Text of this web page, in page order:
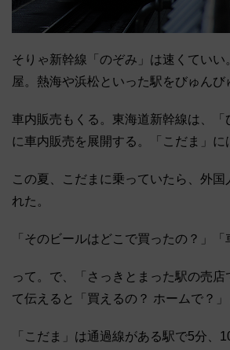
そりゃ新幹線「のぞみ」は速くていい
屋。熱海や浜松といった駅をびゅんび
車内販売もくる。東海道新幹線は、「
に車内販売を展開する。「こだま」に
この夏、こだまに乗っていたら、外
れた。
「そのビールはどこで買ったの？」「
って。で、「さっきとまった駅の売店
て伝えると「買えるの？ ホームで？」
「こだま」は通過線がある駅で5分、